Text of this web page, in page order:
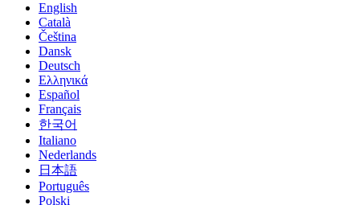
English
Català
Čeština
Dansk
Deutsch
Ελληνικά
Español
Français
한국어
Italiano
Nederlands
日本語
Português
Polski